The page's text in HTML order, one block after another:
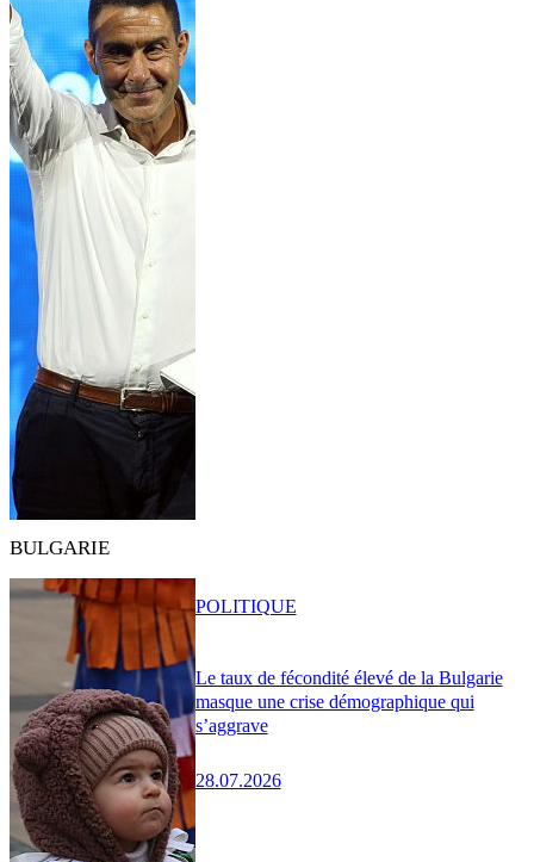
BULGARIE
Le taux de fécondité élevé de la Bulgarie
masque une crise démographique qui
s’aggrave
28.07.2026
POLITIQUE